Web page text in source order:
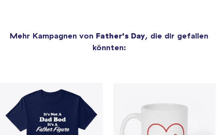
Mehr Kampagnen von Father's Day, die dir gefallen
könnten: